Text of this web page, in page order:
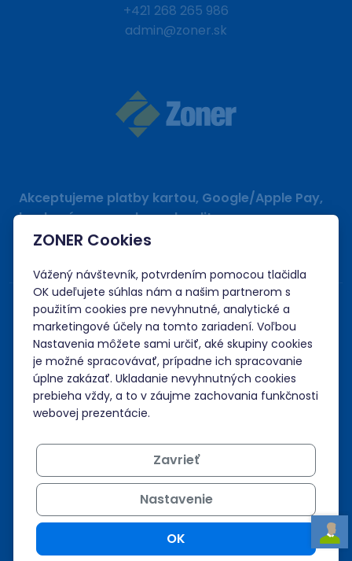
+421 268 265 986
admin@zoner.sk
Akceptujeme platby kartou, Google/Apple Pay,
bankovým prevodom a kreditom.
ZONER Cookies
Vážený návštevník, potvrdením pomocou tlačidla
OK udeľujete súhlas nám a našim partnerom s
použitím cookies pre nevyhnutné, analytické a
marketingové účely na tomto zariadení. Voľbou
Nastavenia môžete sami určiť, aké skupiny cookies
je možné spracovávať, prípadne ich spracovanie
úplne zakázať. Ukladanie nevyhnutných cookies
prebieha vždy, a to v záujme zachovania funkčnosti
webovej prezentácie.
Zavrieť
Nastavenie
OK